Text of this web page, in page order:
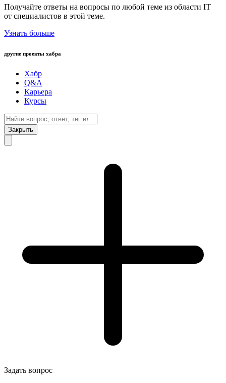
Получайте ответы на вопросы по любой теме из области IT
от специалистов в этой теме.
Узнать больше
другие проекты хабра
Хабр
Q&A
Карьера
Курсы
Закрыть
Задать вопрос